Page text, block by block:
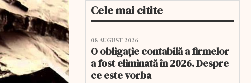
Cele mai citite
08 AUGUST 2026
O obligație contabilă a firmelor
a fost eliminată în 2026. Despre
ce este vorba